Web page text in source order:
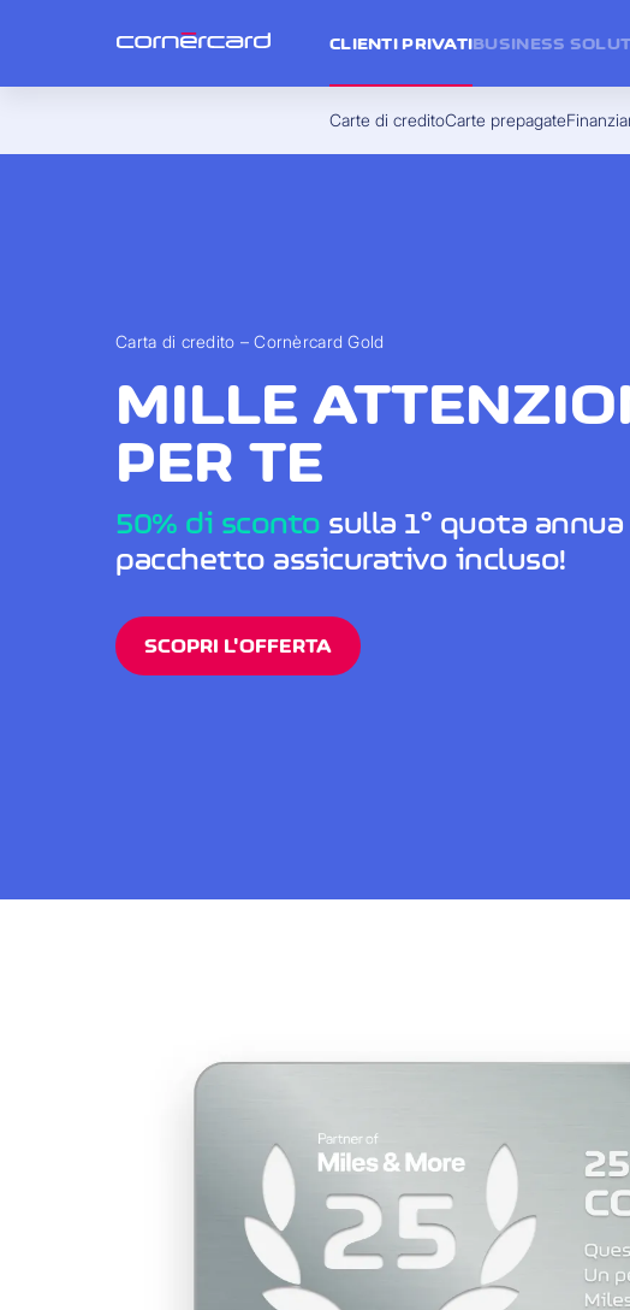
Carta di credito – Cornèrcard Gold
MILLE
PER TE
50% di sconto sulla 1° quota annua
pacchetto assicurativo incluso!
SCOPRI L'OFFERTA
CLIENTI PRIVATI
Carte di creditoCarte prepagate
BUSINESS